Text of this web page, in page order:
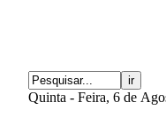
Quinta - Feira, 6 de